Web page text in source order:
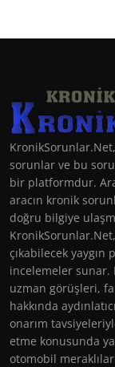
sorunlar ve bu
bir platformdur.
aracın kronik
doğru bilgiye
çıkabilecek
incelemeler sunar.
uzman görüşleri,
hakkında
onarım
etme konusunda
otomobil